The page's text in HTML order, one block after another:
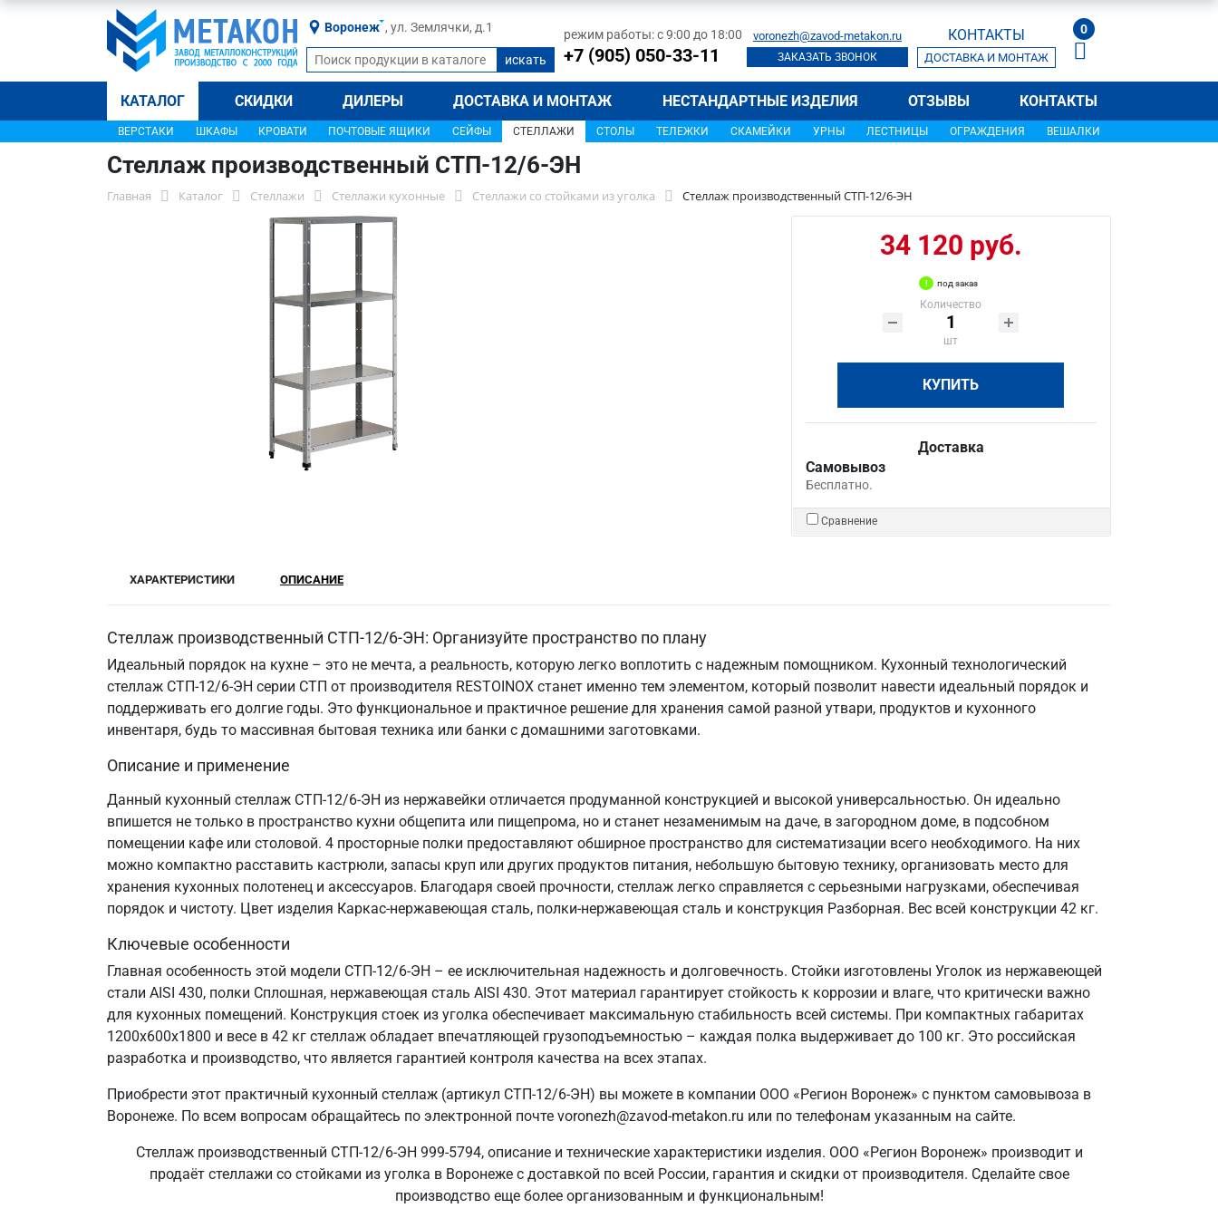
Воронеж , ул. Землячки, д.1 режим работы: с 9:00 до 18:00
+7 (905) 050-33-11
voronezh@zavod-metakon.ru
ЗАКАЗАТЬ ЗВОНОК
КОНТАКТЫ
ДОСТАВКА И МОНТАЖ
0
КАТАЛОГ СКИДКИ ДИЛЕРЫ ДОСТАВКА И МОНТАЖ НЕСТАНДАРТНЫЕ ИЗДЕЛИЯ ОТЗЫВЫ КОНТАКТЫ
ВЕРСТАКИ ШКАФЫ КРОВАТИ ПОЧТОВЫЕ ЯЩИКИ СЕЙФЫ СТЕЛЛАЖИ СТОЛЫ ТЕЛЕЖКИ СКАМЕЙКИ УРНЫ ЛЕСТНИЦЫ ОГРАЖДЕНИЯ ВЕШАЛКИ
Стеллаж производственный СТП-12/6-ЭН
Главная Каталог Стеллажи Стеллажи кухонные Стеллажи со стойками из уголка Стеллаж производственный СТП-12/6-ЭН
34 120 руб.
под заказ
Количество
шт
КУПИТЬ
Доставка
Самовывоз
Бесплатно.
Сравнение
ХАРАКТЕРИСТИКИ ОПИСАНИЕ
Стеллаж производственный СТП-12/6-ЭН: Организуйте пространство по плану
Идеальный порядок на кухне – это не мечта, а реальность, которую легко воплотить с надежным помощником. Кухонный технологический
стеллаж СТП-12/6-ЭН серии СТП от производителя RESTOINOX станет именно тем элементом, который позволит навести идеальный порядок и
поддерживать его долгие годы. Это функциональное и практичное решение для хранения самой разной утвари, продуктов и кухонного
инвентаря, будь то массивная бытовая техника или банки с домашними заготовками.
Описание и применение
Данный кухонный стеллаж СТП-12/6-ЭН из нержавейки отличается продуманной конструкцией и высокой универсальностью. Он идеально
впишется не только в пространство кухни общепита или пищепрома, но и станет незаменимым на даче, в загородном доме, в подсобном
помещении кафе или столовой. 4 просторные полки предоставляют обширное пространство для систематизации всего необходимого. На них
можно компактно расставить кастрюли, запасы круп или других продуктов питания, небольшую бытовую технику, организовать место для
хранения кухонных полотенец и аксессуаров. Благодаря своей прочности, стеллаж легко справляется с серьезными нагрузками, обеспечивая
порядок и чистоту. Цвет изделия Каркас-нержавеющая сталь, полки-нержавеющая сталь и конструкция Разборная. Вес всей конструкции 42 кг.
Ключевые особенности
Главная особенность этой модели СТП-12/6-ЭН – ее исключительная надежность и долговечность. Стойки изготовлены Уголок из нержавеющей
стали AISI 430, полки Сплошная, нержавеющая сталь AISI 430. Этот материал гарантирует стойкость к коррозии и влаге, что критически важно
для кухонных помещений. Конструкция стоек из уголка обеспечивает максимальную стабильность всей системы. При компактных габаритах
1200х600х1800 и весе в 42 кг стеллаж обладает впечатляющей грузоподъемностью – каждая полка выдерживает до 100 кг. Это российская
разработка и производство, что является гарантией контроля качества на всех этапах.
Приобрести этот практичный кухонный стеллаж (артикул СТП-12/6-ЭН) вы можете в компании ООО «Регион Воронеж» с пунктом самовывоза в
Воронеже. По всем вопросам обращайтесь по электронной почте voronezh@zavod-metakon.ru или по телефонам указанным на сайте.
Стеллаж производственный СТП-12/6-ЭН 999-5794, описание и технические характеристики изделия. ООО «Регион Воронеж» производит и
продаёт стеллажи со стойками из уголка в Воронеже с доставкой по всей России, гарантия и скидки от производителя. Сделайте свое
производство еще более организованным и функциональным!